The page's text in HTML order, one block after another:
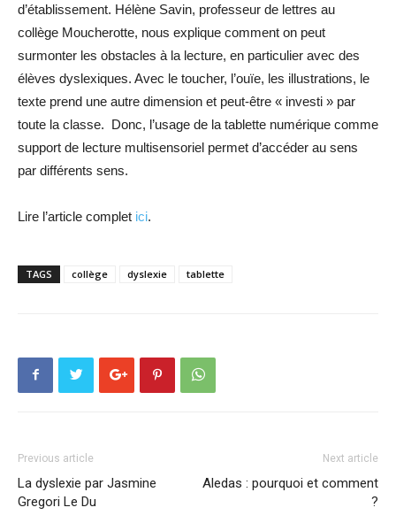
d’établissement. Hélène Savin, professeur de lettres au
collège Moucherotte, nous explique comment on peut
surmonter les obstacles à la lecture, en particulier avec des
élèves dyslexiques. Avec le toucher, l’ouïe, les illustrations, le
texte prend une autre dimension et peut-être « investi » par
toute la classe. Donc, l’usage de la tablette numérique comme
support de lecture multisensoriel permet d’accéder au sens
par différents sens.
Lire l’article complet ici.
TAGS collège dyslexie tablette
Previous article
La dyslexie par Jasmine
Gregori Le Du
Next article
Aledas : pourquoi et comment
?